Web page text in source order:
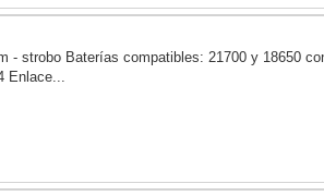
- strobo Baterías compatibles: 21700 y 18650
Enlace...